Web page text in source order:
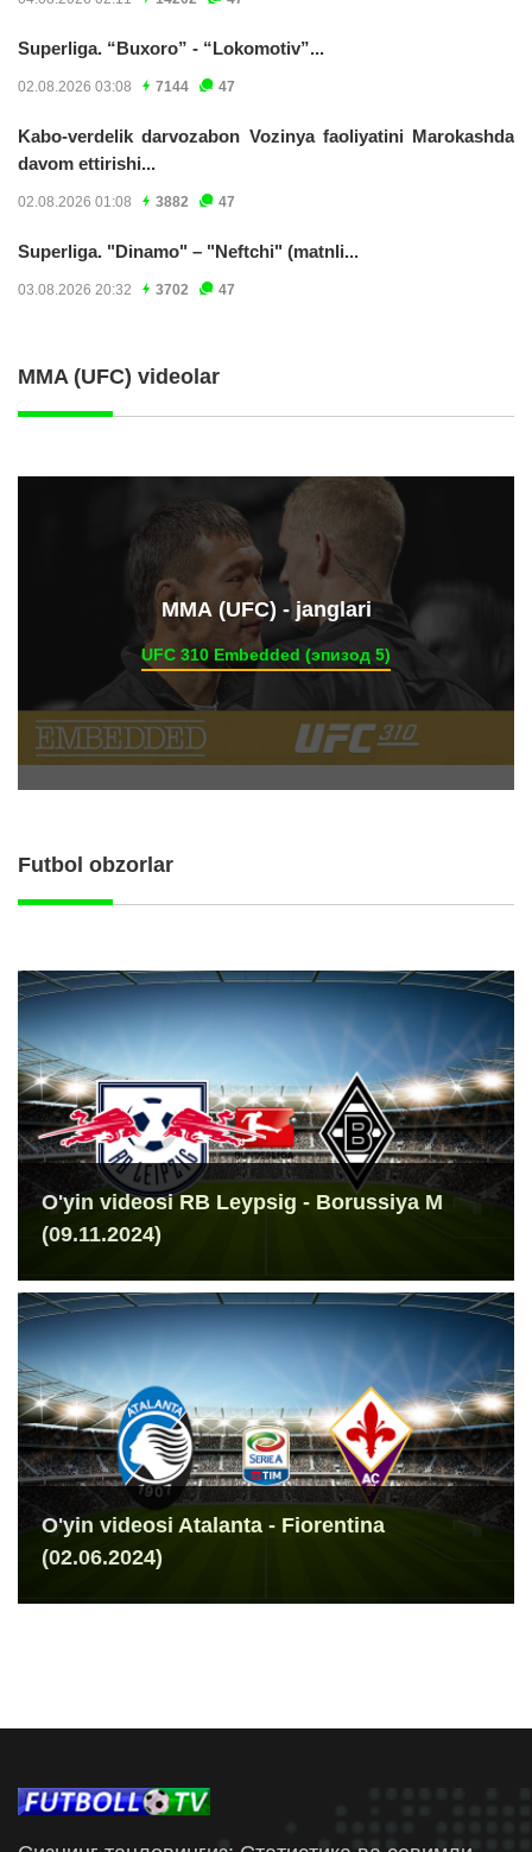
Superliga. “Buxoro” - “Lokomotiv”...
02.08.2026 03:08 7144 47
Kabo-verdelik darvozabon Vozinya faoliyatini Marokashda
davom ettirishi...
02.08.2026 01:08 3882 47
Superliga. "Dinamo" – "Neftchi" (matnli...
03.08.2026 20:32 3702 47
MMA (UFC) videolar
ММА (UFC) - janglari
UFC 310 Embedded (эпизод 5)
Futbol obzorlar
O'yin videosi RB Leypsig - Borussiya M
(09.11.2024)
O'yin videosi Atalanta - Fiorentina
(02.06.2024)